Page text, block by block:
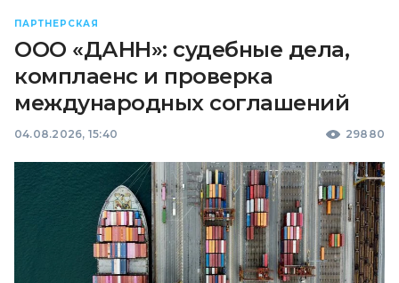
ПАРТНЕРСКАЯ
ООО «ДАНН»: судебные дела,
комплаенс и проверка
международных соглашений
04.08.2026, 15:40 29880